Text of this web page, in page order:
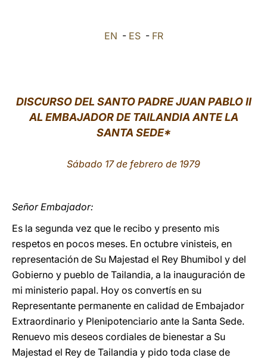
EN - ES- FR
DISCURSO DEL SANTO PADRE JUAN PABLO II
AL EMBAJADOR DE TAILANDIA ANTE LA
SANTA SEDE*
Sábado 17 de febrero de 1979
Señor Embajador:
Es la segunda vez que le recibo y presento mis
respetos en pocos meses. En octubre vinisteis, en
representación de Su Majestad el Rey Bhumibol y del
Gobierno y pueblo de Tailandia, a la inauguración de
mi ministerio papal. Hoy os convertís en su
Representante permanente en calidad de Embajador
Extraordinario y Plenipotenciario ante la Santa Sede.
Renuevo mis deseos cordiales de bienestar a Su
Majestad el Rey de Tailandia y pido toda clase de